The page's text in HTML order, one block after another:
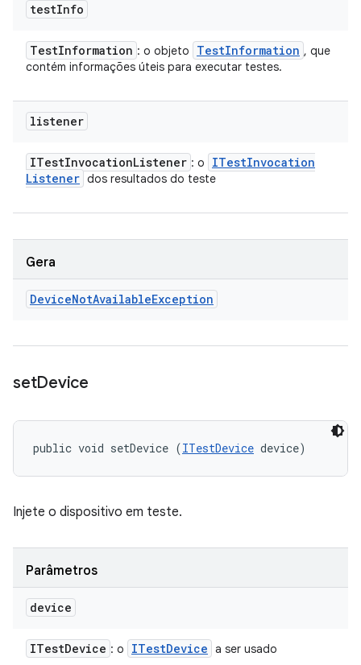
testInfo
TestInformation : o objeto TestInformation , que
contém informações úteis para executar testes.
listener
ITestInvocationListener : o ITestInvocation
Listener dos resultados do teste
Gera
DeviceNotAvailableException
setDevice
public void setDevice (ITestDevice device)
Injete o dispositivo em teste.
Parâmetros
device
ITestDevice : o ITestDevice a ser usado